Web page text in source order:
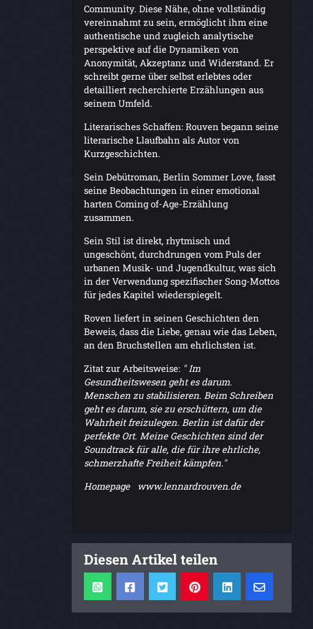
Community. Diese Nähe, ohne vollständig
vereinnahmt zu sein, ermöglicht ihm eine
authentische und zugleich analytische
perspektive auf die Dynamiken von
Anonymität, Akzeptanz und Widerstand. Er
schreibt gerne über selbst erlebtes oder
detailliert recherchierte Erzählungen aus
seinem Umfeld.
Literarisches Schaffen: Rouven begann seine
literarische Llaufbahn als Autor von
Kurzgeschichten.
Sein Debütroman, Berlin Sommer Love, fasst
seine Beobachtungen in einer emotional
harten Coming of-Age-Erzählung
zusammen.
Sein Stil ist direkt, rhytmisch und
ungeschönt, durchdrungen vom Puls der
urbanen Musik- und Jugendkultur, was sich
in der Verwendung spezifischer Song-Mottos
für jedes Kapitel wiederspiegelt.
Roven liefert in seinen Geschichten den
Beweis, dass die Liebe, genau wie das Leben,
an den Bruchstellen am ehrlichsten ist.
Zitat zur Arbeitsweise: " Im
Gesundheitswesen geht es darum.
Menschen zu stabilisieren. Beim Schreiben
geht es darum, sie zu erschüttern, um die
Wahrheit freizulegen. Berlin ist dafür der
perfekte Ort. Meine Geschichten sind der
Soundtrack für alle, die für ihre ehrliche,
schmerzhafte Freiheit kämpfen."
Homepage www.lennardrouven.de
Diesen Artikel teilen